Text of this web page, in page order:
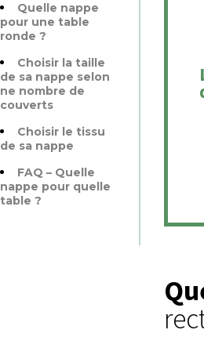
Quelle nappe
pour une table
ronde ?
Choisir la taille
de sa nappe selon
ne nombre de
couverts
Choisir le tissu
de sa nappe
FAQ – Quelle
nappe pour quelle
table ?